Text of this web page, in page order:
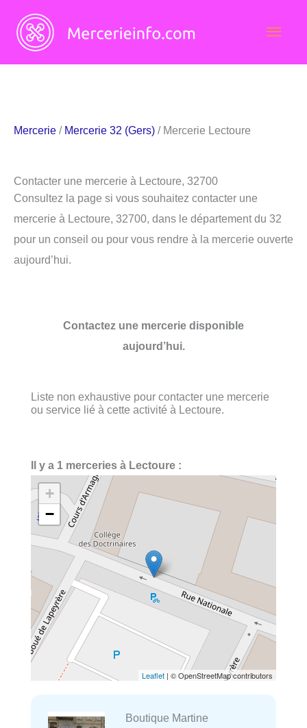
contenu
Mercerie / Mercerie 32 (Gers) / Mercerie Lectoure
Contacter une mercerie à Lectoure, 32700
Consultez la page si vous souhaitez contacter une
mercerie à Lectoure, 32700, dans le département du 32
pour un conseil ou pour vous rendre à la mercerie ouverte
aujourd’hui.
Contactez une mercerie disponible
aujourd’hui.
Liste non exhaustive pour contacter une mercerie
ou service lié à cette activité à Lectoure.
Il y a 1 merceries à Lectoure :
+
−
Leaflet | © OpenStreetMap contributors
Boutique Martine